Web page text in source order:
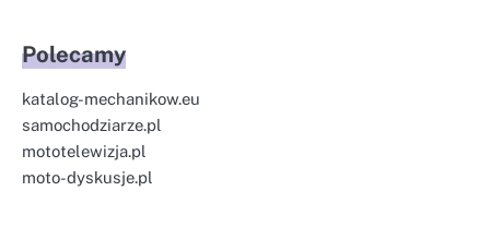
Polecamy
katalog-mechanikow.eu
samochodziarze.pl
mototelewizja.pl
moto-dyskusje.pl